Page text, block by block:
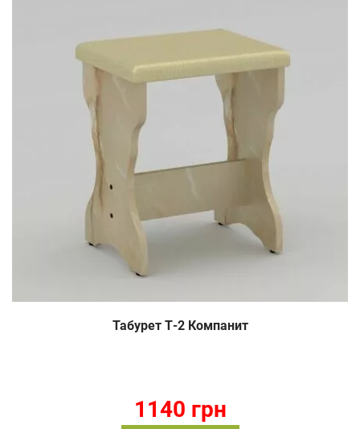
Табурет Т-2 Компанит
1140 грн